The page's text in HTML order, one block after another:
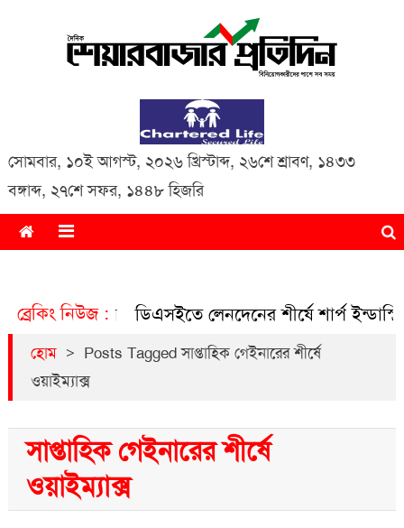
Daily Share Bazar Protidin
সোমবার, ১০ই আগস্ট, ২০২৬ খ্রিস্টাব্দ, ২৬শে শ্রাবণ, ১৪৩৩
বঙ্গাব্দ, ২৭শে সফর, ১৪৪৮ হিজরি
ব্রেকিং নিউজ :
ডিএসইতে লেনদেনের শীর্ষে শার্প ইন্ডাস্ট্রিজ
হোম > Posts Tagged সাপ্তাহিক গেইনারের শীর্ষে
ওয়াইম্যাক্স
সাপ্তাহিক গেইনারের শীর্ষে
ওয়াইম্যাক্স